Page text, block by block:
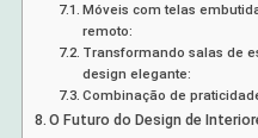
Móveis com telas
remoto:
Transformando salas de
design elegante:
Combinação de
O Futuro do Design de